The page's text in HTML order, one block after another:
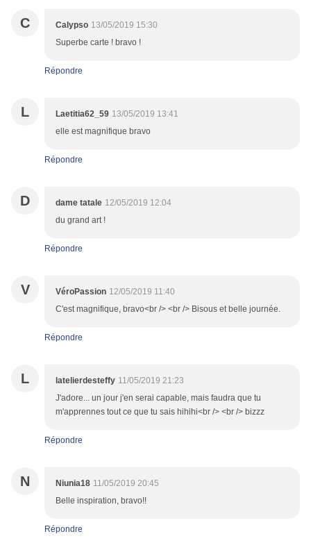
C Calypso 13/05/2019 15:30
Superbe carte ! bravo !
Répondre
L Laetitia62_59 13/05/2019 13:41
elle est magnifique bravo
Répondre
D dame tatale 12/05/2019 12:04
du grand art !
Répondre
V VéroPassion 12/05/2019 11:40
C'est magnifique, bravo<br /> <br /> Bisous et belle journée.
Répondre
L latelierdesteffy 11/05/2019 21:23
J'adore... un jour j'en serai capable, mais faudra que tu
m'apprennes tout ce que tu sais hihihi<br /> <br /> bizzz
Répondre
N Niunia18 11/05/2019 20:45
Belle inspiration, bravo!!
Répondre